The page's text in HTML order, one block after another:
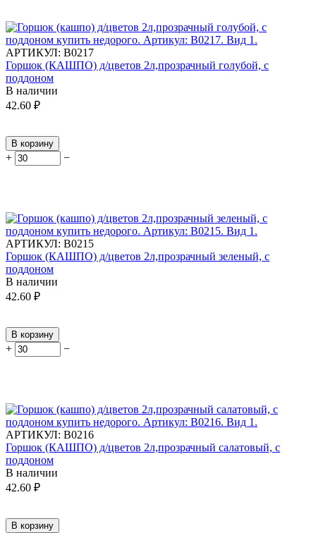
АРТИКУЛ: В0217
Горшок (КАШПО) д/цветов 2л,прозрачный голубой, с
поддоном
В наличии
42.60 ₽
В корзину
+ −
АРТИКУЛ: В0215
Горшок (КАШПО) д/цветов 2л,прозрачный зеленый, с
поддоном
В наличии
42.60 ₽
В корзину
+ −
АРТИКУЛ: В0216
Горшок (КАШПО) д/цветов 2л,прозрачный салатовый, с
поддоном
В наличии
42.60 ₽
В корзину